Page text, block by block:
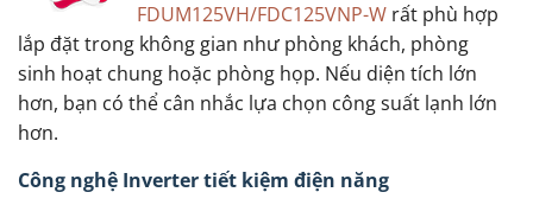
FDUM125VH/FDC125VNP-W rất phù hợp
lắp đặt trong không gian như phòng khách, phòng
sinh hoạt chung hoặc phòng họp. Nếu diện tích lớn
hơn, bạn có thể cân nhắc lựa chọn công suất lạnh lớn
hơn.
Công nghệ Inverter tiết kiệm điện năng